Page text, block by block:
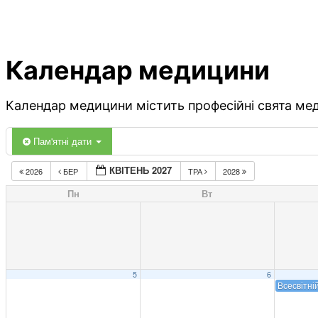
Календар медицини
Календар медицини містить професійні свята
Пам'ятні дати
2026 БЕР КВІТЕНЬ 2027 ТРА 2028
Пн Вт
5 6